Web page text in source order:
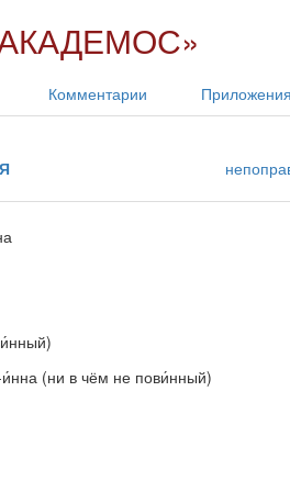
Комментарии Приложения
Я
(ни в чём не пови́нный)